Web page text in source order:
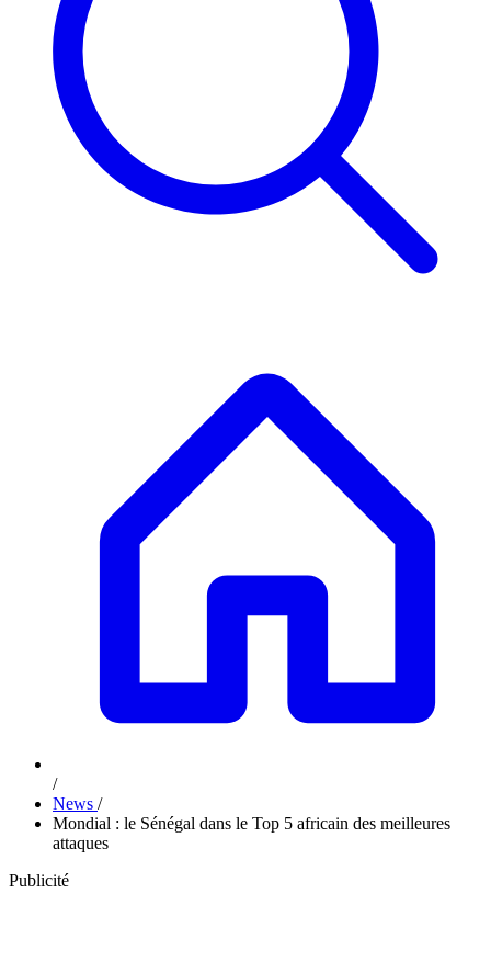
/
News /
Mondial : le Sénégal dans le Top 5 africain des meilleures
attaques
Publicité